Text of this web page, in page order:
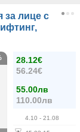
за лице с
28.12€
56.24€
55.00лв
110.00лв
4.10 - 21.08